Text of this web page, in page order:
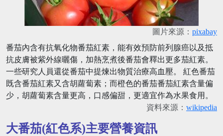
圖片來源： pixabay
番茄內含有抗氧化物番茄紅素，能有效預防前列腺癌以及抵
抗皮膚被紫外線曬傷，加熱烹煮後番茄會釋出更多茄紅素。
一些研究人員還從番茄中提煉出物質治療高血壓。 紅色番茄
既含番茄紅素又含胡蘿蔔素；而橙色的番茄番茄紅素含量偏
少，胡蘿蔔素含量更高，口感偏甜，更適宜作為水果食用。
資料來源： wikipedia
大番茄(紅色系)主要營養資訊